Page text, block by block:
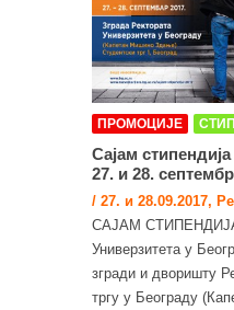
ПРОМОЦИЈЕ
Сајам
27. и 28.
/ 27. и 28.09.2017,
САЈАМ СТИПЕНДИЈА
Универзитета у
згради и дворишту
тргу у Београду